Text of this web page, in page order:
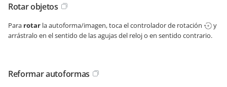
Rotar objetos
Para rotar la autoforma/imagen, toca el controlador de rotación
y
arrástralo en el sentido de las agujas del reloj o en sentido contrario.
Reformar autoformas